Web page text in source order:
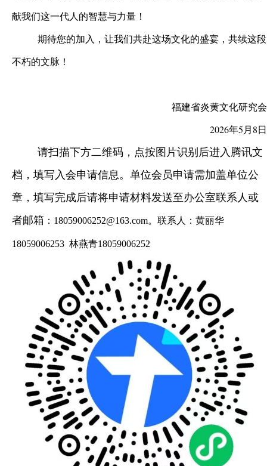
献我们这一代人的智慧与力量！
期待您的加入，让我们共赴这场文化的盛宴，共续这段
不朽的文脉！
福建省炎黄文化研究会
2026年5月8日
请扫描下方二维码，点按图片识别后进入腾讯文
档，填写入会申请信息。单位会员申请需加盖单位公
章，填写完成后请将申请材料发送至办公室联系人或
者邮箱 ：18059006252@163.com。 联系人：黄丽华
18059006253 林燕青18059006252